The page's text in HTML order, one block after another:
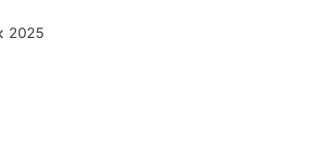
2025